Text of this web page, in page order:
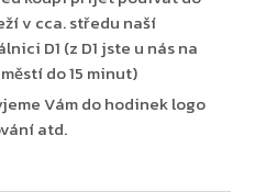
v cca. středu naší
D1 (z D1 jste u nás na
do 15 minut)
Vám do hodinek logo
atd.